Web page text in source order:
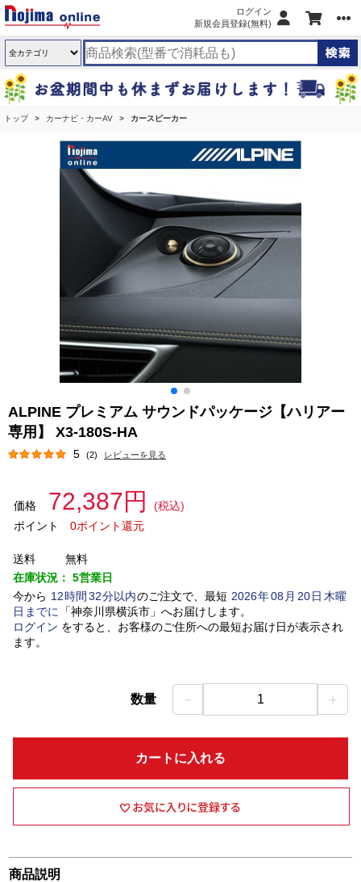
ログイン
新規会員登録(無料)
トップ カーナビ・カーAV カースピーカー
ALPINE プレミアム サウンドパッケージ【ハリアー
専用】 X3-180S-HA
5 (2) レビューを見る
価格 72,387円
(税込)
ポイント
0ポイント還元
送料
無料
在庫状況： 5営業日
今から 12時間 32分以内のご注文で、最短 2026年08 月 20日木曜
日 までに 「神奈川県横浜市」 へお届けします。
ログイン をすると、お客様のご住所への最短お届け日が表示され
ます。
数量 － 1 ＋
カートに入れる
商品説明